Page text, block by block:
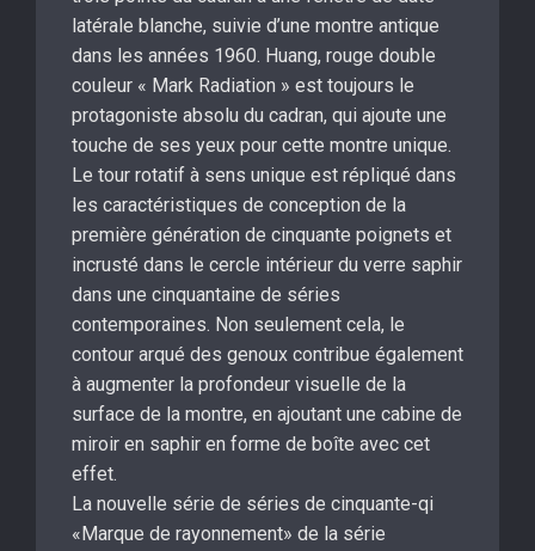
latérale blanche, suivie d’une montre antique
dans les années 1960. Huang, rouge double
couleur « Mark Radiation » est toujours le
protagoniste absolu du cadran, qui ajoute une
touche de ses yeux pour cette montre unique.
Le tour rotatif à sens unique est répliqué dans
les caractéristiques de conception de la
première génération de cinquante poignets et
incrusté dans le cercle intérieur du verre saphir
dans une cinquantaine de séries
contemporaines. Non seulement cela, le
contour arqué des genoux contribue également
à augmenter la profondeur visuelle de la
surface de la montre, en ajoutant une cabine de
miroir en saphir en forme de boîte avec cet
effet.
La nouvelle série de séries de cinquante-qi
«Marque de rayonnement» de la série